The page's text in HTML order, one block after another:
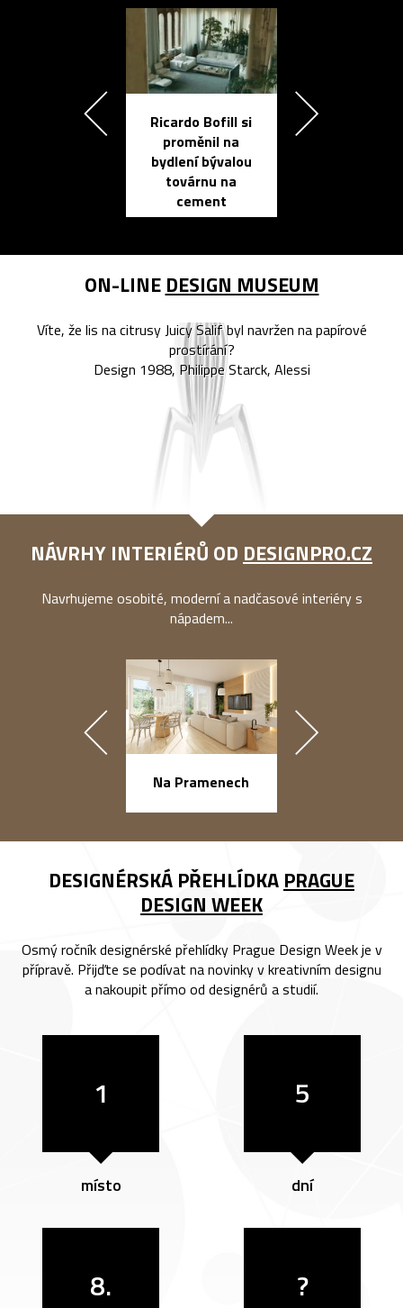
Ricardo Bofill si
proměnil na
bydlení bývalou
továrnu na
cement
ON-LINE DESIGN MUSEUM
Víte, že lis na citrusy Juicy Salif byl navržen na papírové
prostírání?
Design 1988, Philippe Starck, Alessi
NÁVRHY INTERIÉRŮ OD DESIGNPRO.CZ
Navrhujeme osobité, moderní a nadčasové interiéry s
nápadem...
Na Pramenech
DESIGNÉRSKÁ PŘEHLÍDKA PRAGUE
DESIGN WEEK
Osmý ročník designérské přehlídky Prague Design Week je v
přípravě. Přijďte se podívat na novinky v kreativním designu
a nakoupit přímo od designérů a studií.
1
místo
5
dní
8. ?